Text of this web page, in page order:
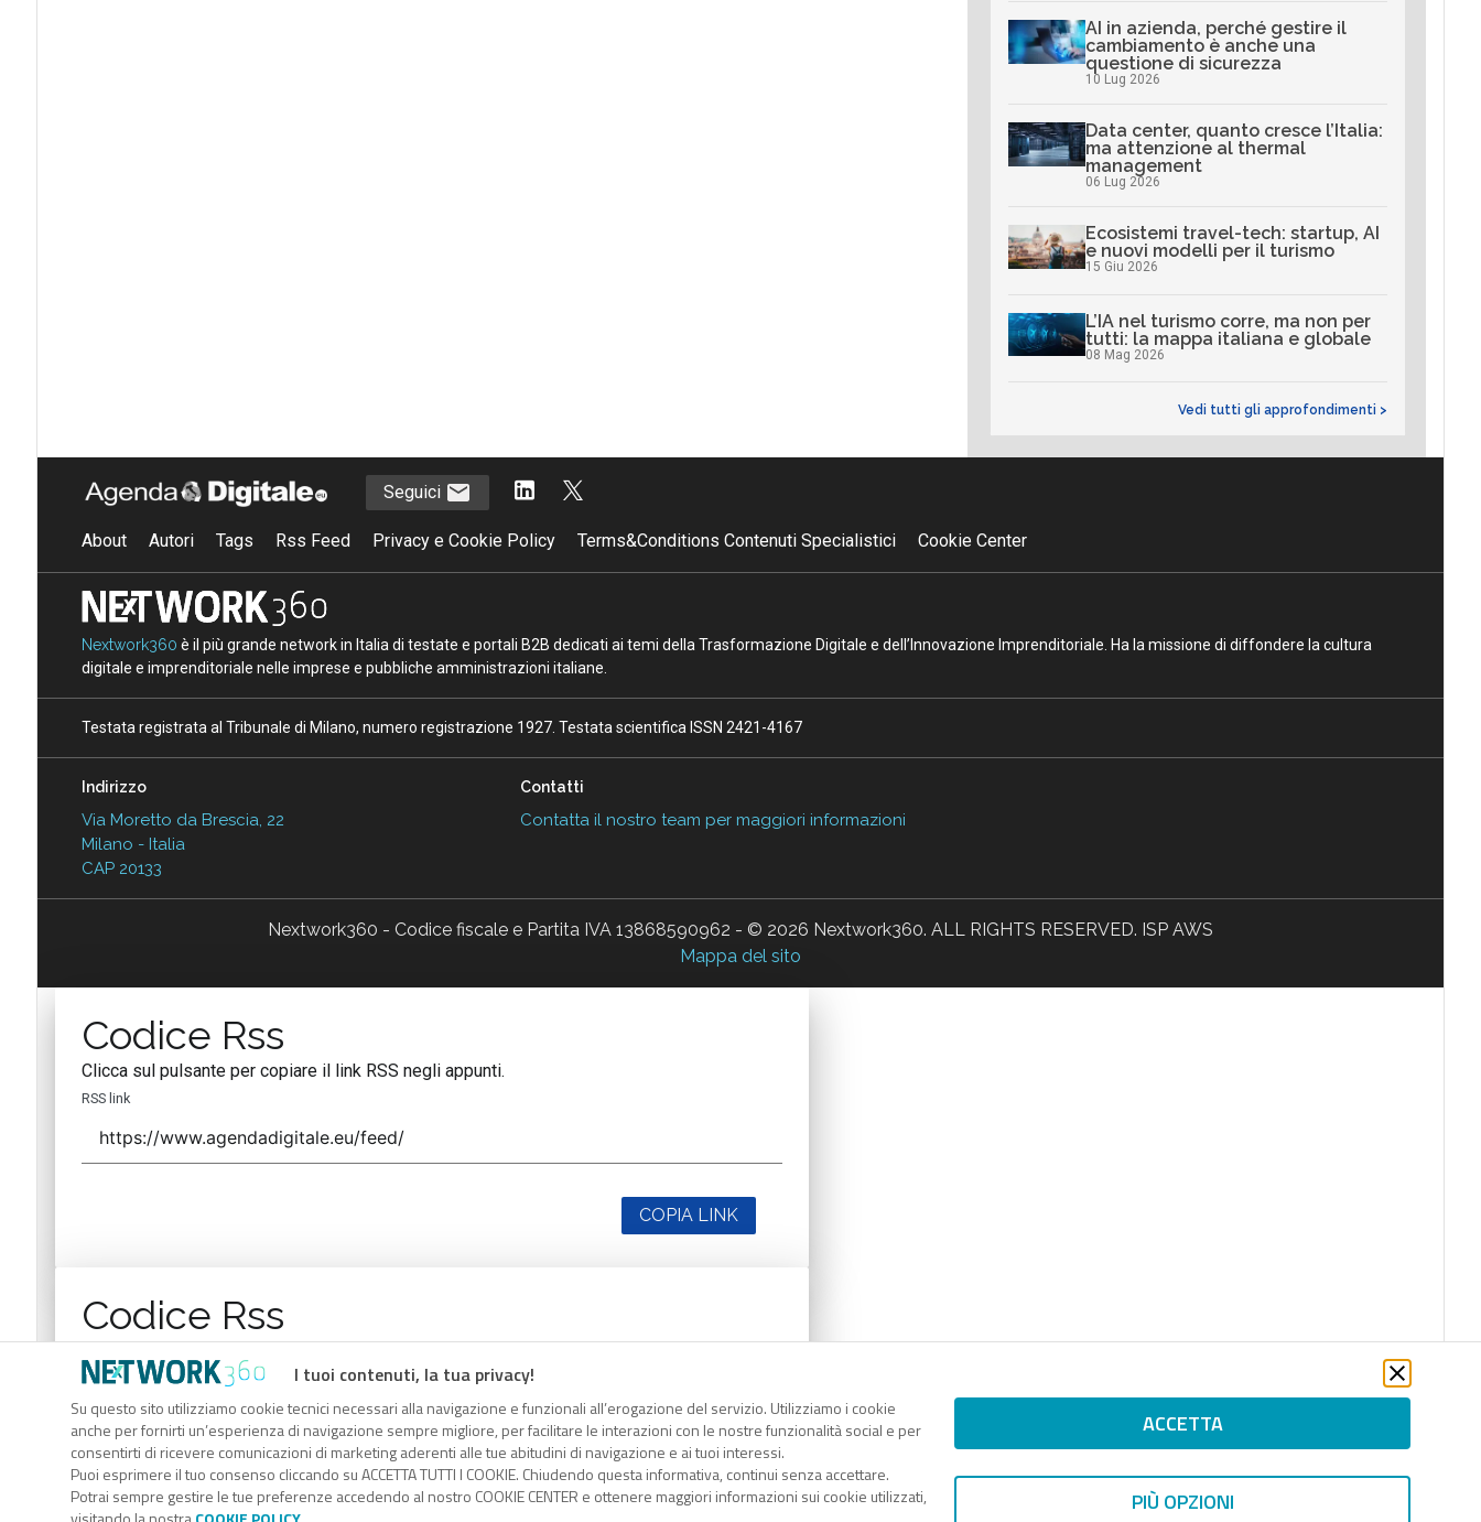
AI in azienda, perché gestire il
cambiamento è anche una
questione di sicurezza
10 Lug 2026
Data center, quanto cresce l’Italia:
ma attenzione al thermal
management
06 Lug 2026
Ecosistemi travel-tech: startup, AI
e nuovi modelli per il turismo
15 Giu 2026
L’IA nel turismo corre, ma non per
tutti: la mappa italiana e globale
08 Mag 2026
Vedi tutti gli approfondimenti >
I tuoi contenuti, la tua privacy!
Su questo sito utilizziamo cookie tecnici necessari alla navigazione e funzionali all’erogazione del servizio. Utilizziamo i cookie
anche per fornirti un’esperienza di navigazione sempre migliore, per facilitare le interazioni con le nostre funzionalità social e per
consentirti di ricevere comunicazioni di marketing aderenti alle tue abitudini di navigazione e ai tuoi interessi.
Puoi esprimere il tuo consenso cliccando su ACCETTA TUTTI I COOKIE. Chiudendo questa informativa, continui senza accettare.
Potrai sempre gestire le tue preferenze accedendo al nostro COOKIE CENTER e ottenere maggiori informazioni sui cookie utilizzati,
ACCETTA
PIÙ OPZIONI
Seguici
About Autori Tags Rss Feed Privacy e Cookie Policy Terms&Conditions Contenuti Specialistici Cookie Center
Nextwork360 è il più grande network in Italia di testate e portali B2B dedicati ai temi della Trasformazione Digitale e dell’Innovazione Imprenditoriale. Ha la missione di diffondere la cultura
digitale e imprenditoriale nelle imprese e pubbliche amministrazioni italiane.
Testata registrata al Tribunale di Milano, numero registrazione 1927. Testata scientifica ISSN 2421-4167
Indirizzo
Via Moretto da Brescia, 22
Milano - Italia
CAP 20133
Contatti
Contatta il nostro team per maggiori informazioni
Nextwork360 - Codice fiscale e Partita IVA 13868590962 - © 2026 Nextwork360. ALL RIGHTS RESERVED. ISP AWS
Mappa del sito
Codice Rss
Clicca sul pulsante per copiare il link RSS negli appunti.
RSS link
COPIA LINK
Codice Rss
RSS link
COPIA LINK